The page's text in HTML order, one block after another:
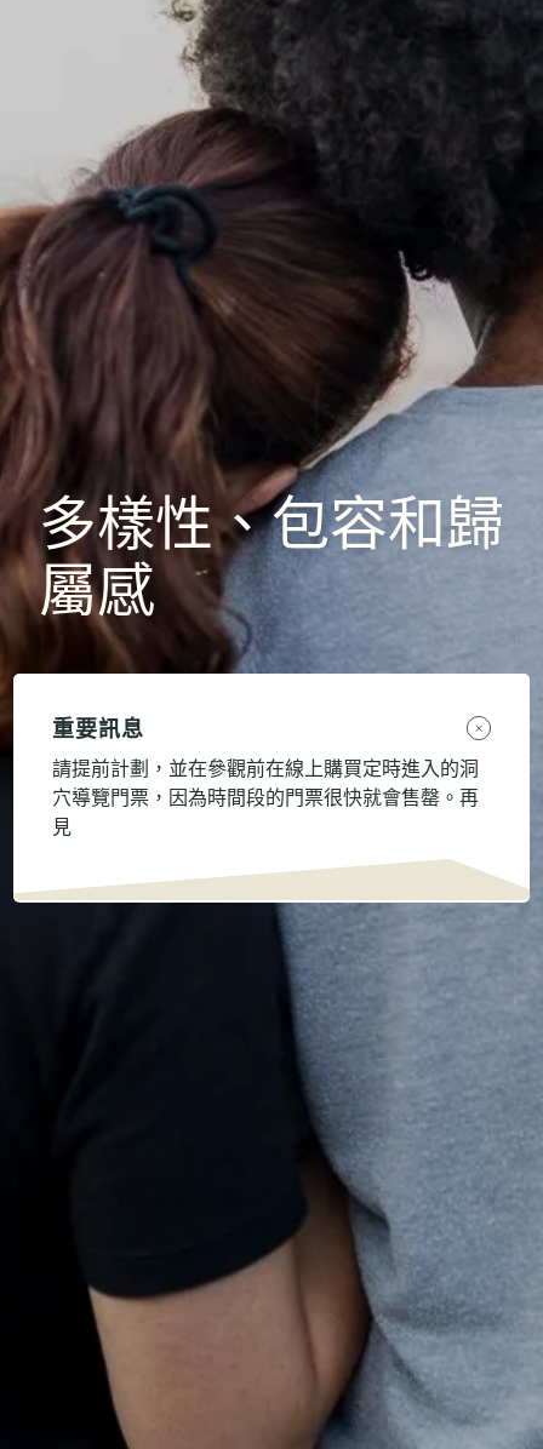
多樣性、包容和歸
屬感
重要訊息
請提前計劃，並在參觀前在線上購買定時進入的洞
穴導覽門票，因為時間段的門票很快就會售罄。再
見